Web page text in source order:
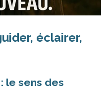
éclairer,
le sens des